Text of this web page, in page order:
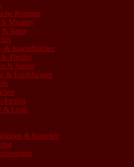
Romane
Mystery
& Satire
& Jugendbücher
Thriller
& Sagen
& Erzählungen
Fiction
& Lyrik
& Sprecher